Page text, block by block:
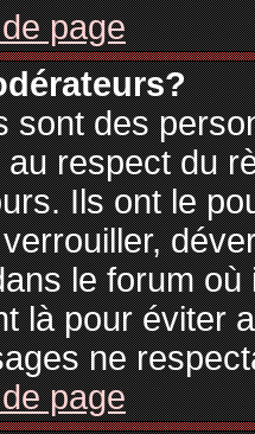
page
sont des
respect du
Ils ont le
le forum
là pour éviter
ne
page